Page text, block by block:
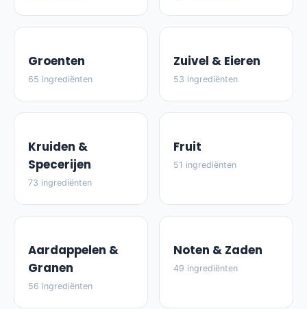
Groenten
65 ingrediënten
Zuivel & Eieren
53 ingrediënten
Kruiden &
Specerijen
73 ingrediënten
Fruit
51 ingrediënten
Aardappelen &
Granen
56 ingrediënten
Noten & Zaden
49 ingrediënten